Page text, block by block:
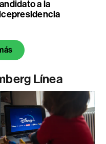
a la
Línea